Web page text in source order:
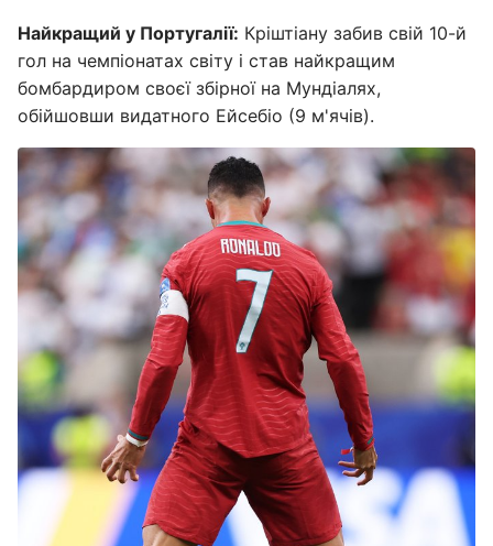
Найкращий у Португалії: Кріштіану забив свій 10-й
гол на чемпіонатах світу і став найкращим
бомбардиром своєї збірної на Мундіалях,
обійшовши видатного Ейсебіо (9 м'ячів).